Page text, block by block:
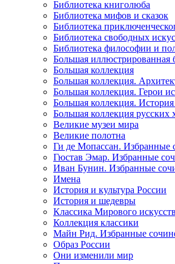
Библиотека книголюба
Библиотека мифов и сказок
Библиотека
Библиотека свободных
Библиотека философии и
Большая иллюстрированная
Большая коллекция
Большая коллекция.
Большая коллекция. Герои
Большая коллекция.
Большая коллекция русских
Великие музеи мира
Великие полотна
Ги де Мопассан. Избранные
Гюстав Эмар. Избранные
Иван Бунин. Избранные
Имена
История и культура России
История и шедевры
Классика Мирового
Коллекция классики
Майн Рид. Избранные
Образ России
Они изменили мир